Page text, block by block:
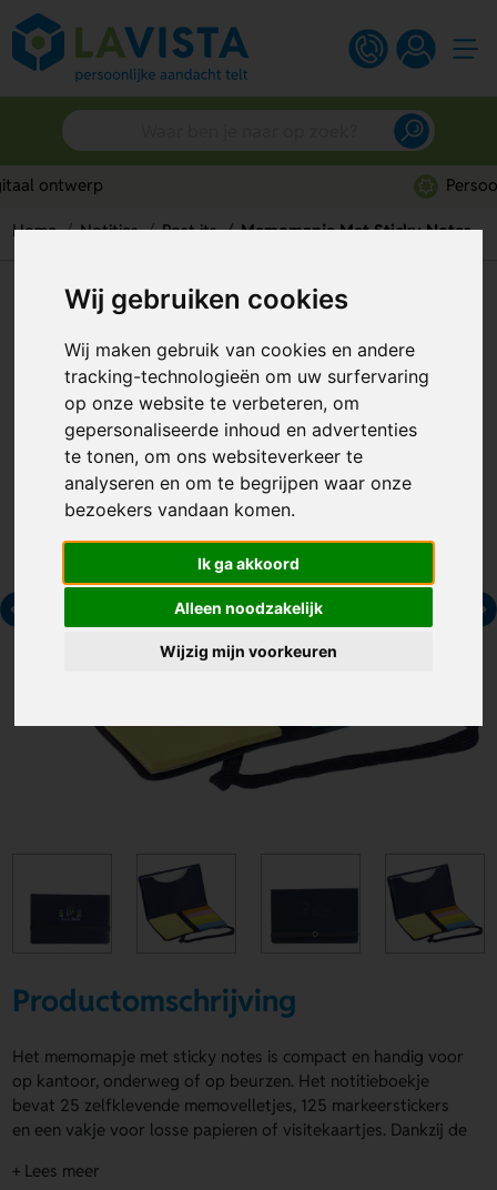
Wij gebruiken cookies
Wij maken gebruik van cookies en andere
tracking-technologieën om uw surfervaring
op onze website te verbeteren, om
gepersonaliseerde inhoud en advertenties
te tonen, om ons websiteverkeer te
analyseren en om te begrijpen waar onze
bezoekers vandaan komen.
Ik ga akkoord
Alleen noodzakelijk
Wijzig mijn voorkeuren
Home Notities Post its Memomapje Met Sticky Notes
Memomapje Met Sticky Notes
Artikelnummer: 81518
Productomschrijving
Het memomapje met sticky notes is compact en handig voor
op kantoor, onderweg of op beurzen. Het notitieboekje
bevat 25 zelfklevende memovelletjes, 125 markeerstickers
en een vakje voor losse papieren of visitekaartjes. Dankzij de
memomapje met sticky notes is leverbaar in diverse kleuren.
+ Lees meer